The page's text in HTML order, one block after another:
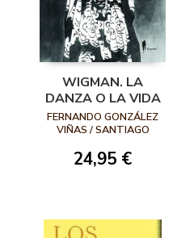
WIGMAN. LA
DANZA O LA VIDA
FERNANDO GONZÁLEZ
VIÑAS / SANTIAGO
24,95 €